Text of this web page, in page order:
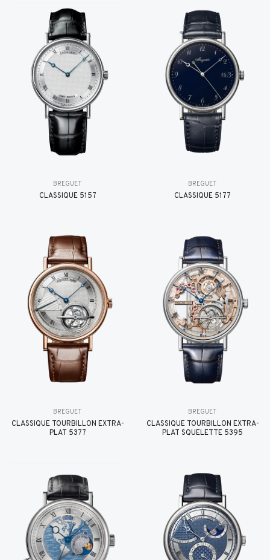
BREGUET
CLASSIQUE 5157
BREGUET
CLASSIQUE 5177
BREGUET
CLASSIQUE TOURBILLON EXTRA-
PLAT 5377
BREGUET
CLASSIQUE TOURBILLON EXTRA-
PLAT SQUELETTE 5395